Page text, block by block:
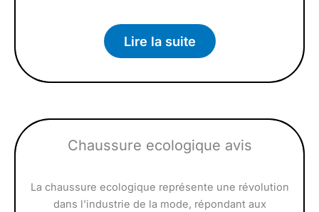
Lire la suite
Chaussure ecologique avis
La chaussure ecologique représente une révolution
dans l’industrie de la mode, répondant aux